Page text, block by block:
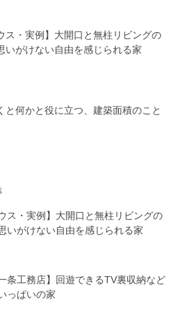
ス・実例】大開口と無柱リビングの
いがけない自由を感じられる家
と何かと役に立つ、建築面積のこと
ス・実例】大開口と無柱リビングの
いがけない自由を感じられる家
条工務店】回遊できるTV裏収納など
っぱいの家